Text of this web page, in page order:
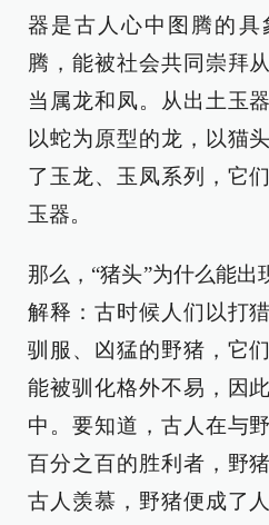
器是古人心中图腾的具
腾，能被社会共同崇拜
当属龙和凤。从出土玉
以蛇为原型的龙，以猫
了玉龙、玉凤系列，它
玉器。
那么，“猪头”为什么能
解释：古时候人们以打
驯服、凶猛的野猪，它
能被驯化格外不易，因
中。要知道，古人在与
百分之百的胜利者，野
古人羡慕，野猪便成了